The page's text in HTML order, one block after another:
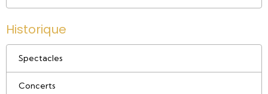
Historique
Spectacles
Concerts